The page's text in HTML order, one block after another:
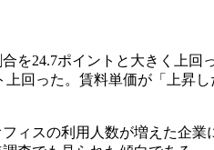
を24.7ポイントと大きく上回
回った。賃料単価が「上昇
ィスの利用人数が増えた企